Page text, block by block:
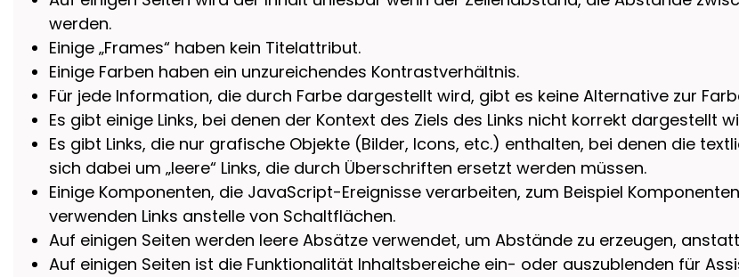
werden.
Einige „Frames“ haben kein Titelattribut.
Einige Farben haben ein unzureichendes Kontrastverhältnis.
Für jede Information, die durch Farbe dargestellt wird, gibt es keine Alternative zur
Es gibt einige Links, bei denen der Kontext des Ziels des Links nicht korrekt dargestellt
Es gibt Links, die nur grafische Objekte (Bilder, Icons, etc.) enthalten, bei denen die
sich dabei um „leere“ Links, die durch Überschriften ersetzt werden müssen.
Einige Komponenten, die JavaScript-Ereignisse verarbeiten, zum Beispiel
verwenden Links anstelle von Schaltflächen.
Auf einigen Seiten werden leere Absätze verwendet, um Abstände zu erzeugen,
Auf einigen Seiten ist die Funktionalität Inhaltsbereiche ein- oder auszublenden für